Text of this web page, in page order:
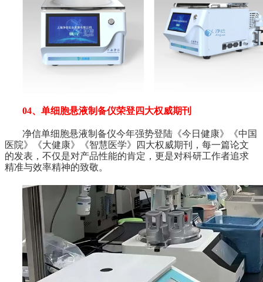
04、单细胞悬液制备仪荣登四大权威期刊
净信单细胞悬液制备仪今年强势登陆《今日健康》《中国
医院》《大健康》《智慧医学》四大权威期刊，每一篇论文
的发表，不仅是对产品性能的肯定，更是对科研工作者追求
精准与效率精神的致敬。